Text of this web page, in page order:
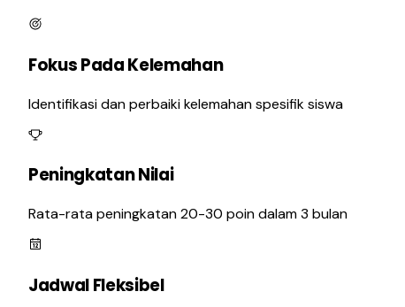
Fokus Pada Kelemahan
Identifikasi dan perbaiki kelemahan spesifik siswa
Peningkatan Nilai
Rata-rata peningkatan 20-30 poin dalam 3 bulan
Jadwal Fleksibel